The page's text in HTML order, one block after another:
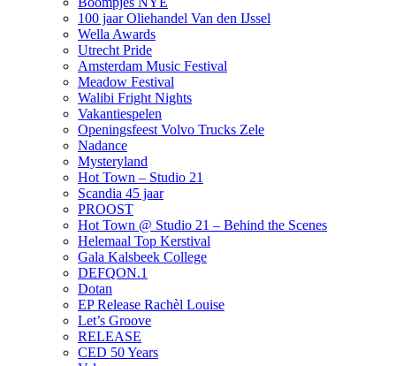
100 jaar Oliehandel Van den IJssel
Wella Awards
Utrecht Pride
Amsterdam Music Festival
Meadow Festival
Walibi Fright Nights
Vakantiespelen
Openingsfeest Volvo Trucks Zele
Nadance
Mysteryland
Hot Town – Studio 21
Scandia 45 jaar
PROOST
Hot Town @ Studio 21 – Behind the Scenes
Helemaal Top Kerstival
Gala Kalsbeek College
DEFQON.1
Dotan
EP Release Rachèl Louise
Let’s Groove
RELEASE
CED 50 Years